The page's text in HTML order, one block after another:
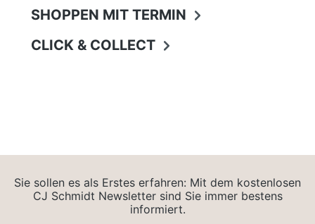
SHOPPEN MIT TERMIN
CLICK & COLLECT
Sie sollen es als Erstes erfahren: Mit dem kostenlosen
CJ Schmidt Newsletter sind Sie immer bestens
informiert.